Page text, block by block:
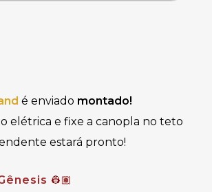
é enviado montado!
elétrica e fixe a canopla no teto
estará pronto!
👷🏽